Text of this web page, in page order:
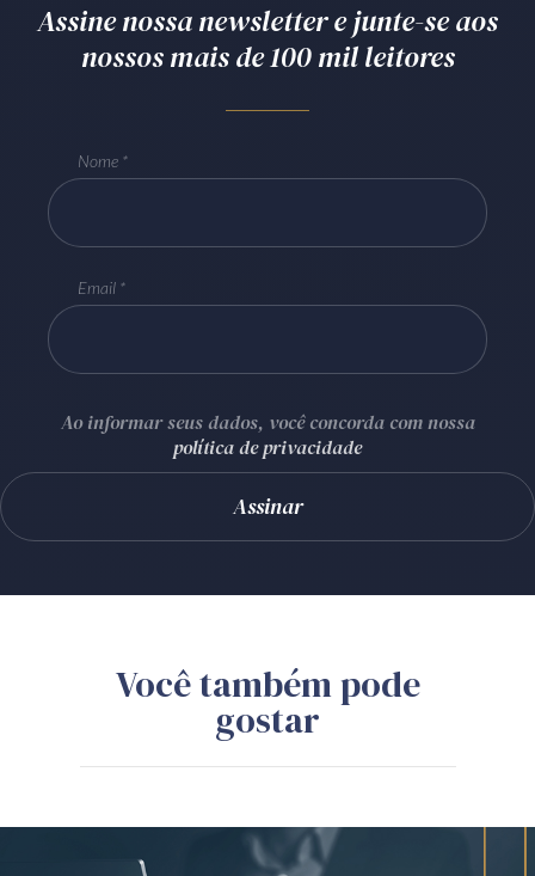
Assine nossa newsletter e junte-se aos
nossos mais de 100 mil leitores
Nome
Email
Ao informar seus dados, você concorda com nossa
política de privacidade
Você também pode
gostar